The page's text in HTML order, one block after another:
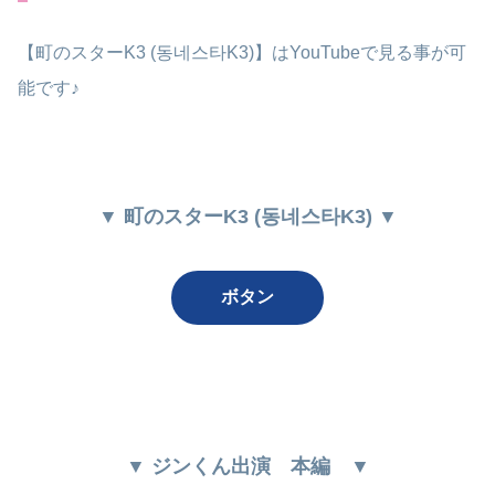
【町のスターK3 (동네스타K3)】はYouTubeで見る事が可
能です♪
▼ 町のスターK3 (동네스타K3) ▼
ボタン
▼ ジンくん出演 本編▼